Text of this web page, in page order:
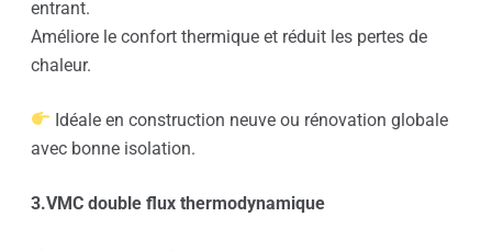
entrant.
Améliore le confort thermique et réduit les pertes de
chaleur.
Idéale en construction neuve ou rénovation globale
avec bonne isolation.
3.VMC double flux thermodynamique